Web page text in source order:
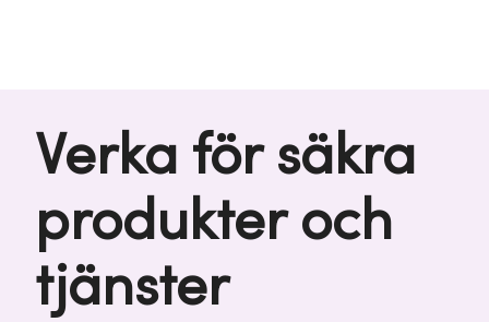
Verka för säkra
produkter och
tjänster